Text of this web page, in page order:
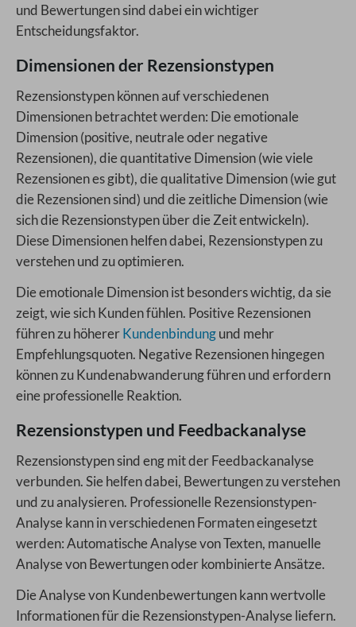
und Bewertungen sind dabei ein wichtiger
Entscheidungsfaktor.
Dimensionen der Rezensionstypen
Rezensionstypen können auf verschiedenen
Dimensionen betrachtet werden: Die emotionale
Dimension (positive, neutrale oder negative
Rezensionen), die quantitative Dimension (wie viele
Rezensionen es gibt), die qualitative Dimension (wie gut
die Rezensionen sind) und die zeitliche Dimension (wie
sich die Rezensionstypen über die Zeit entwickeln).
Diese Dimensionen helfen dabei, Rezensionstypen zu
verstehen und zu optimieren.
Die emotionale Dimension ist besonders wichtig, da sie
zeigt, wie sich Kunden fühlen. Positive Rezensionen
führen zu höhererKundenbindungund mehr
Empfehlungsquoten. Negative Rezensionen hingegen
können zu Kundenabwanderung führen und erfordern
eine professionelle Reaktion.
Rezensionstypen und Feedbackanalyse
Rezensionstypen sind eng mit der Feedbackanalyse
verbunden. Sie helfen dabei, Bewertungen zu verstehen
und zu analysieren. Professionelle Rezensionstypen-
Analyse kann in verschiedenen Formaten eingesetzt
werden: Automatische Analyse von Texten, manuelle
Analyse von Bewertungen oder kombinierte Ansätze.
Die Analyse von Kundenbewertungen kann wertvolle
Informationen für die Rezensionstypen-Analyse liefern.